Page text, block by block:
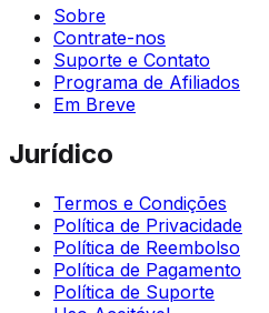
Sobre
Contrate-nos
Suporte e Contato
Programa de Afiliados
Em Breve
Jurídico
Termos e Condições
Política de Privacidade
Política de Reembolso
Política de Pagamento
Política de Suporte